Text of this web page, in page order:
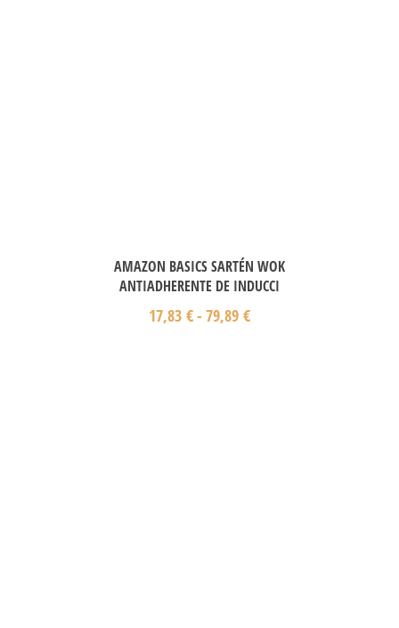
AMAZON BASICS SARTÉN WOK
ANTIADHERENTE DE INDUCCI
17,83 €- 79,89 €